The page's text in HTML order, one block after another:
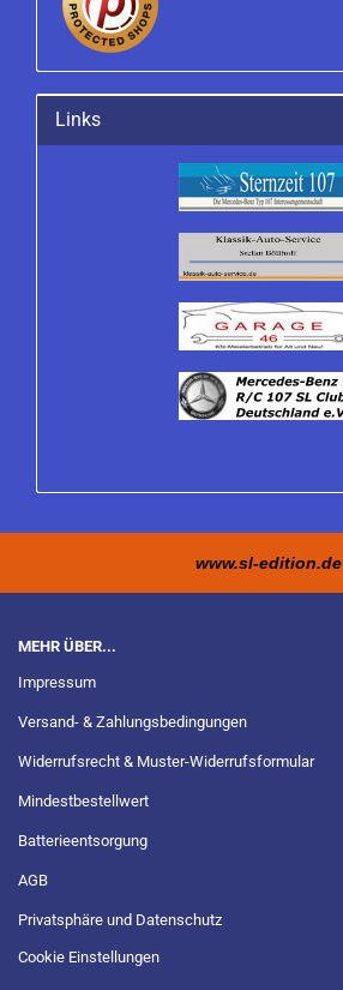
Links
www.sl-edition.de
MEHR ÜBER...
Impressum
Versand- & Zahlungsbedingungen
Widerrufsrecht & Muster-Widerrufsformular
Mindestbestellwert
Batterieentsorgung
AGB
Privatsphäre und Datenschutz
Cookie Einstellungen